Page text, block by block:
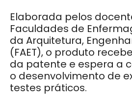
Elaborada pelos
Faculdades de
da Arquitetura,
(FAET), o produto
da patente e espera a
o desenvolvimento de
testes práticos.